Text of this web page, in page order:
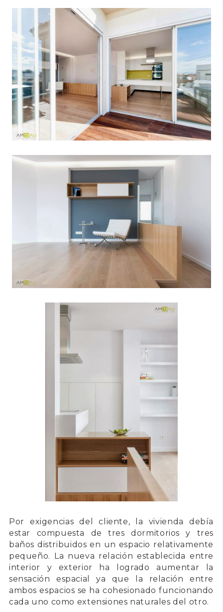
Por exigencias del cliente, la vivienda debía
estar compuesta de tres dormitorios y tres
baños distribuidos en un espacio relativamente
pequeño. La nueva relación establecida entre
interior y exterior ha logrado aumentar la
sensación espacial ya que la relación entre
ambos espacios se ha cohesionado funcionando
cada uno como extensiones naturales del otro.